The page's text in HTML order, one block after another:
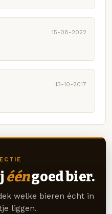
15-08-2022
13-10-2017
ééngoed bier.
welke bieren écht in
liggen.